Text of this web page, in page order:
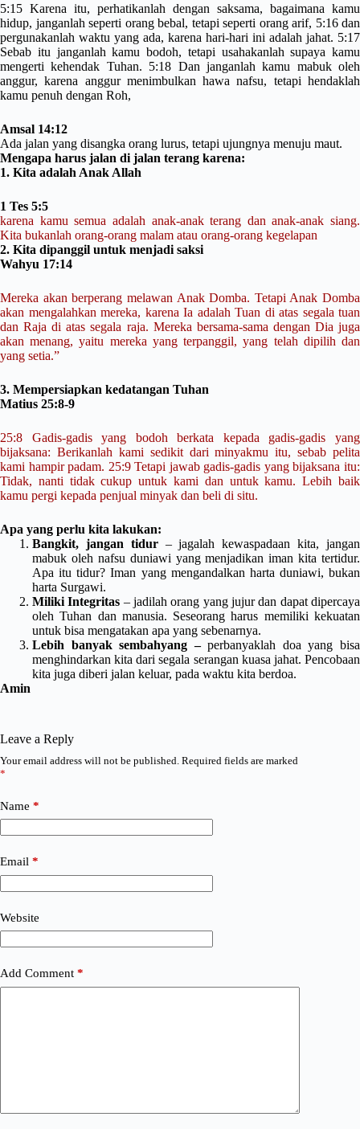
5:15 Karena itu, perhatikanlah dengan saksama, bagaimana kamu
hidup, janganlah seperti orang bebal, tetapi seperti orang arif, 5:16 dan
pergunakanlah waktu yang ada, karena hari-hari ini adalah jahat. 5:17
Sebab itu janganlah kamu bodoh, tetapi usahakanlah supaya kamu
mengerti kehendak Tuhan. 5:18 Dan janganlah kamu mabuk oleh
anggur, karena anggur menimbulkan hawa nafsu, tetapi hendaklah
kamu penuh dengan Roh,
Amsal 14:12
Ada jalan yang disangka orang lurus, tetapi ujungnya menuju maut.
Mengapa harus jalan di jalan terang karena:
1. Kita adalah Anak Allah
1 Tes 5:5
karena kamu semua adalah anak-anak terang dan anak-anak siang.
Kita bukanlah orang-orang malam atau orang-orang kegelapan
2. Kita dipanggil untuk menjadi saksi
Wahyu 17:14
Mereka akan berperang melawan Anak Domba. Tetapi Anak Domba
akan mengalahkan mereka, karena Ia adalah Tuan di atas segala tuan
dan Raja di atas segala raja. Mereka bersama-sama dengan Dia juga
akan menang, yaitu mereka yang terpanggil, yang telah dipilih dan
yang setia.”
3. Mempersiapkan kedatangan Tuhan
Matius 25:8-9
25:8 Gadis-gadis yang bodoh berkata kepada gadis-gadis yang
bijaksana: Berikanlah kami sedikit dari minyakmu itu, sebab pelita
kami hampir padam. 25:9 Tetapi jawab gadis-gadis yang bijaksana itu:
Tidak, nanti tidak cukup untuk kami dan untuk kamu. Lebih baik
kamu pergi kepada penjual minyak dan beli di situ.
Apa yang perlu kita lakukan:
Bangkit, jangan tidur– jagalah kewaspadaan kita, jangan
mabuk oleh nafsu duniawi yang menjadikan iman kita tertidur.
Apa itu tidur? Iman yang mengandalkan harta duniawi, bukan
harta Surgawi.
Miliki Integritas – jadilah orang yang jujur dan dapat dipercaya
oleh Tuhan dan manusia. Seseorang harus memiliki kekuatan
untuk bisa mengatakan apa yang sebenarnya.
Lebih banyak sembahyang –perbanyaklah doa yang bisa
menghindarkan kita dari segala serangan kuasa jahat. Pencobaan
kita juga diberi jalan keluar, pada waktu kita berdoa.
Amin
Leave a Reply
Your email address will not be published. Required fields are marked
*
Name *
Email *
Website
Add Comment *